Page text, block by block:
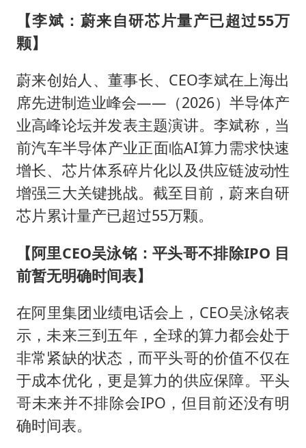
【李斌：蔚来自研芯片量产已超过55万
颗】
蔚来创始人、董事长、CEO李斌在上海出
席先进制造业峰会——（2026）半导体产
业高峰论坛并发表主题演讲。李斌称，当
前汽车半导体产业正面临AI算力需求快速
增长、芯片体系碎片化以及供应链波动性
增强三大关键挑战。截至目前，蔚来自研
芯片累计量产已超过55万颗。
【阿里CEO吴泳铭：平头哥不排除IPO 目
前暂无明确时间表】
在阿里集团业绩电话会上，CEO吴泳铭表
示，未来三到五年，全球的算力都会处于
非常紧缺的状态，而平头哥的价值不仅在
于成本优化，更是算力的供应保障。平头
哥未来并不排除会IPO，但目前还没有明
确时间表。